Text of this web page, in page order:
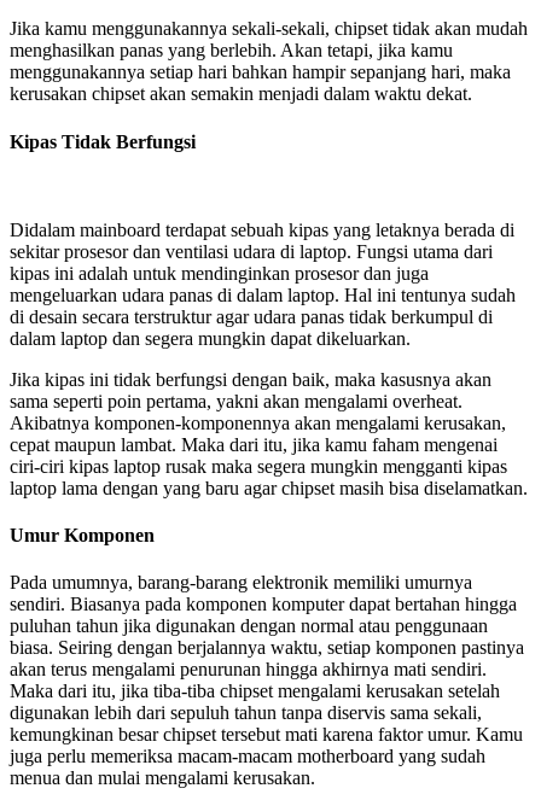
Jika kamu menggunakannya sekali-sekali, chipset tidak akan mudah
menghasilkan panas yang berlebih. Akan tetapi, jika kamu
menggunakannya setiap hari bahkan hampir sepanjang hari, maka
kerusakan chipset akan semakin menjadi dalam waktu dekat.
Kipas Tidak Berfungsi
Didalam mainboard terdapat sebuah kipas yang letaknya berada di
sekitar prosesor dan ventilasi udara di laptop. Fungsi utama dari
kipas ini adalah untuk mendinginkan prosesor dan juga
mengeluarkan udara panas di dalam laptop. Hal ini tentunya sudah
di desain secara terstruktur agar udara panas tidak berkumpul di
dalam laptop dan segera mungkin dapat dikeluarkan.
Jika kipas ini tidak berfungsi dengan baik, maka kasusnya akan
sama seperti poin pertama, yakni akan mengalami overheat.
Akibatnya komponen-komponennya akan mengalami kerusakan,
cepat maupun lambat. Maka dari itu, jika kamu faham mengenai
ciri-ciri kipas laptop rusak maka segera mungkin mengganti kipas
laptop lama dengan yang baru agar chipset masih bisa diselamatkan.
Umur Komponen
Pada umumnya, barang-barang elektronik memiliki umurnya
sendiri. Biasanya pada komponen komputer dapat bertahan hingga
puluhan tahun jika digunakan dengan normal atau penggunaan
biasa. Seiring dengan berjalannya waktu, setiap komponen pastinya
akan terus mengalami penurunan hingga akhirnya mati sendiri.
Maka dari itu, jika tiba-tiba chipset mengalami kerusakan setelah
digunakan lebih dari sepuluh tahun tanpa diservis sama sekali,
kemungkinan besar chipset tersebut mati karena faktor umur. Kamu
juga perlu memeriksa macam-macam motherboard yang sudah
menua dan mulai mengalami kerusakan.